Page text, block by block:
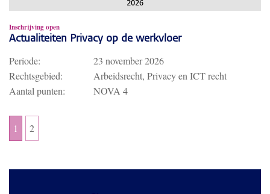
2026
Inschrijving open
Actualiteiten Privacy op de werkvloer
Periode:
23 november 2026
Rechtsgebied:
Arbeidsrecht, Privacy en ICT recht
Aantal punten:
NOVA 4
1 2